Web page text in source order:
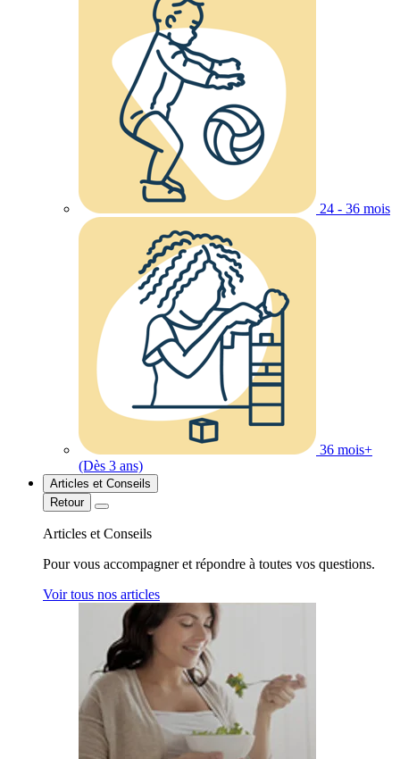
24 - 36 mois
36 mois+
(Dès 3 ans)
Articles et Conseils
Retour
Articles et Conseils
Pour vous accompagner et répondre à toutes vos questions.
Voir tous nos articles